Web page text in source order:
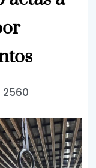
2560